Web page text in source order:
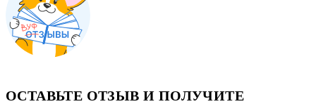
ОСТАВЬТЕ ОТЗЫВ И ПОЛУЧИТЕ